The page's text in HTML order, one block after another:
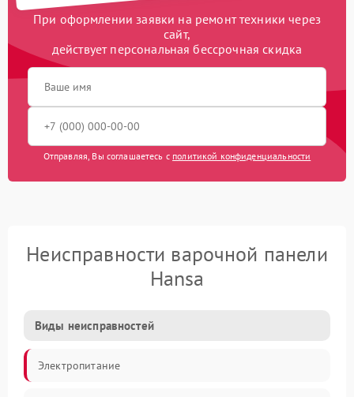
При оформлении заявки на ремонт техники через
сайт,
действует персональная бессрочная скидка
Отправляя, Вы соглашаетесь с политикой конфиденциальности
Неисправности варочной панели
Hansa
Виды неисправностей
Электропитание